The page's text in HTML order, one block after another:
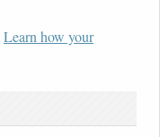
Learn how your